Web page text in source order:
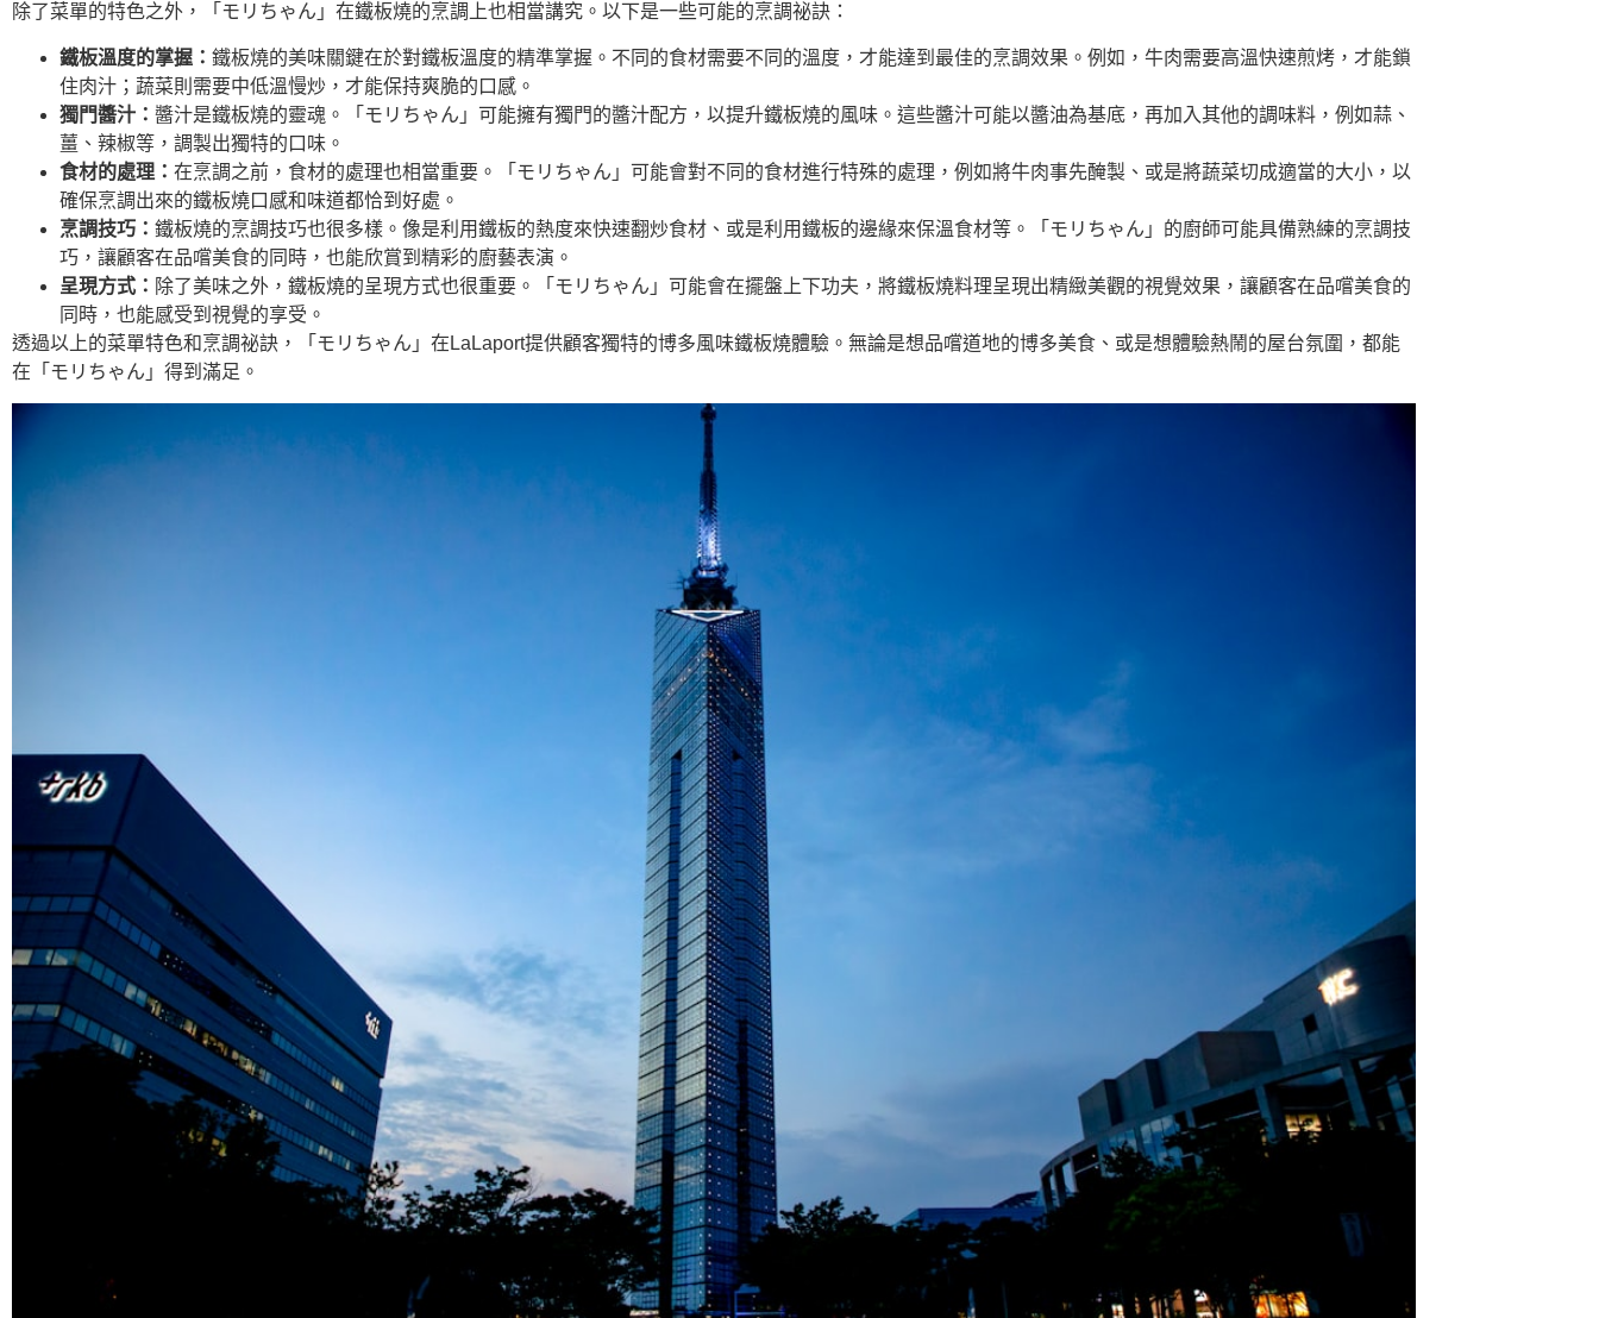
除了菜單的特色之外，「モリちゃん」在鐵板燒的烹調上也相當講究。以下是一些可能的烹調祕訣：
鐵板溫度的掌握： 鐵板燒的美味關鍵在於對鐵板溫度的精準掌握。不同的食材需要不同的溫度，才能達到最佳的烹調效果。例如，牛肉需要高溫快速煎烤，才能鎖
住肉汁；蔬菜則需要中低溫慢炒，才能保持爽脆的口感。
獨門醬汁： 醬汁是鐵板燒的靈魂。「モリちゃん」可能擁有獨門的醬汁配方，以提升鐵板燒的風味。這些醬汁可能以醬油為基底，再加入其他的調味料，例如蒜、
薑、辣椒等，調製出獨特的口味。
食材的處理： 在烹調之前，食材的處理也相當重要。「モリちゃん」可能會對不同的食材進行特殊的處理，例如將牛肉事先醃製、或是將蔬菜切成適當的大小，以
確保烹調出來的鐵板燒口感和味道都恰到好處。
烹調技巧： 鐵板燒的烹調技巧也很多樣。像是利用鐵板的熱度來快速翻炒食材、或是利用鐵板的邊緣來保溫食材等。「モリちゃん」的廚師可能具備熟練的烹調技
巧，讓顧客在品嚐美食的同時，也能欣賞到精彩的廚藝表演。
呈現方式： 除了美味之外，鐵板燒的呈現方式也很重要。「モリちゃん」可能會在擺盤上下功夫，將鐵板燒料理呈現出精緻美觀的視覺效果，讓顧客在品嚐美食的
同時，也能感受到視覺的享受。
透過以上的菜單特色和烹調祕訣，「モリちゃん」在LaLaport提供顧客獨特的博多風味鐵板燒體驗。無論是想品嚐道地的博多美食、或是想體驗熱鬧的屋台氛圍，都能
在「モリちゃん」得到滿足。